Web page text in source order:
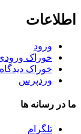
اطلاعات
ورود
خوراک
خوراک
وردپرس
ما در رسانه ها
تلگرام